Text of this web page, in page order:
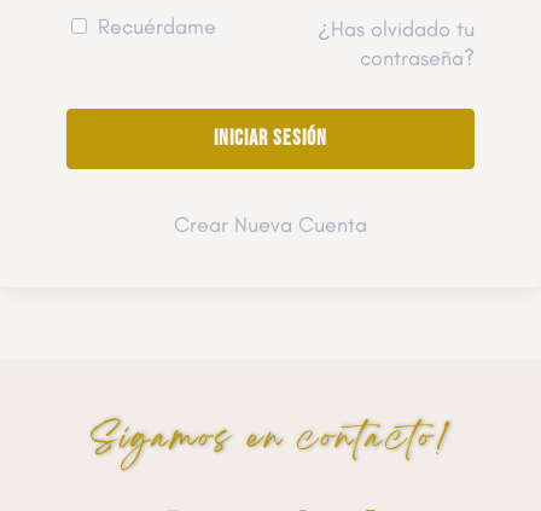
Recuérdame
¿Has olvidado tu
contraseña?
Crear Nueva Cuenta
Sigamos en contacto!